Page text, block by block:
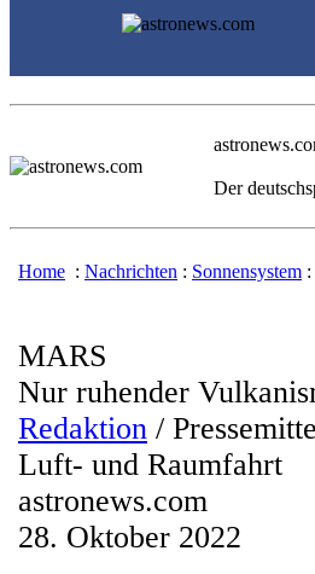
Der
Home : Nachrichten : Sonnensystem :
MARS
Nur ruhender
Redaktion /
Luft- und Raumfahrt
astronews.com
28. Oktober 2022